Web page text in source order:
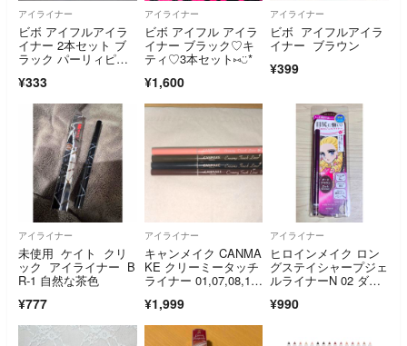
アイライナー
ビボ アイフルアイラ
イナー 2本セット ブ
ラック パーリィピン
¥333
アイライナー
ビボ アイフル アイラ
イナー ブラック♡キ
ティ♡3本セット⑅◡̈*
¥1,600
アイライナー
ビボ アイフルアイラ
イナー ブラウン
¥399
アイライナー
未使用 ケイト クリ
ック アイライナー B
R-1 自然な茶色
¥777
アイライナー
キャンメイク CANMA
KE クリーミータッチ
ライナー 01,07,08,1
¥1,999
アイライナー
ヒロインメイク ロン
グステイシャープジェ
ルライナーN 02 ダー
き
¥990